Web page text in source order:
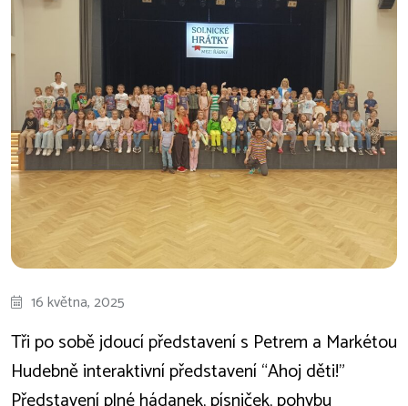
16 května, 2025
Tři po sobě jdoucí představení s Petrem a Markétou
Hudebně interaktivní představení “Ahoj děti!”